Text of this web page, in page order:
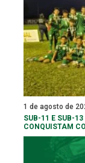
1 de agosto de
SUB-11 E SUB-
CONQUISTAM